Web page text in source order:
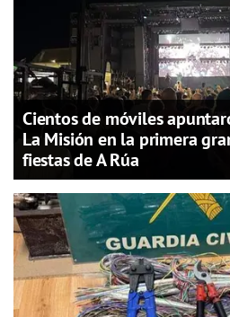
Cientos de móviles
La Misión en la primera
fiestas de A Rúa